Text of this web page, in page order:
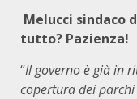
Melucci sindaco
tutto? Pazienza!
“Il governo è già in
copertura dei